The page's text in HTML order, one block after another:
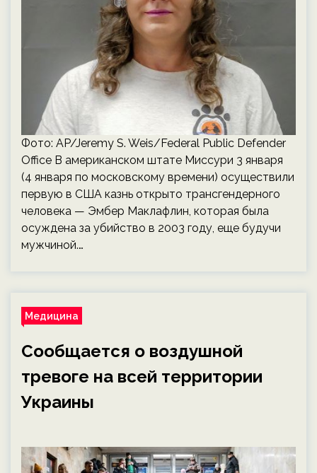
Фото: AP/Jeremy S. Weis/Federal Public Defender
Office В американском штате Миссури 3 января
(4 января по московскому времени) осуществили
первую в США казнь открыто трансгендерного
человека — Эмбер Маклафлин, которая была
осуждена за убийство в 2003 году, еще будучи
мужчиной.…
Медицина
Сообщается о воздушной
тревоге на всей территории
Украины